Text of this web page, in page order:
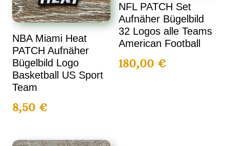
NBA Miami Heat
PATCH Aufnäher
Bügelbild Logo
Basketball US Sport
Team
8,50€
NFL PATCH Set
Aufnäher Bügelbild
32 Logos alle Teams
American Football
180,00 €